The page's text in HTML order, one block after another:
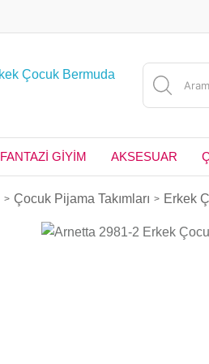
FANTAZİ GİYİM AKSESUAR
Çocuk Pijama Takımları Erkek